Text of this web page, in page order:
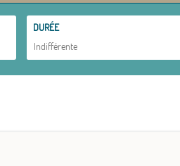
DURÉE
Indifférente